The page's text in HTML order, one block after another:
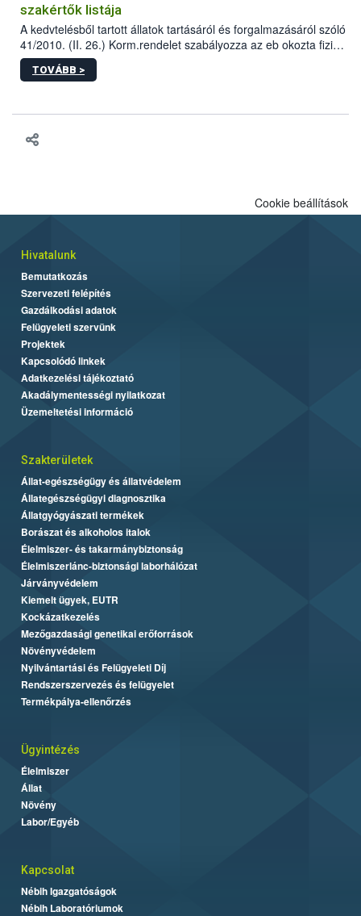
szakértők listája
A kedvtelésből tartott állatok tartásáról és forgalmazásáról szóló
41/2010. (II. 26.) Korm.rendelet szabályozza az eb okozta fizikai
sérülés, illetve ennek veszélye keletkezésekor felmerülő
hatósági feladatokat, valamint a veszélyes eb tartását és annak
TOVÁBB >
Cookie beállítások
Hivatalunk
Bemutatkozás
Szervezeti felépítés
Gazdálkodási adatok
Felügyeleti szervünk
Projektek
Kapcsolódó linkek
Adatkezelési tájékoztató
Akadálymentességi nyilatkozat
Üzemeltetési információ
Szakterületek
Állat-egészségügy és állatvédelem
Állategészségügyi diagnosztika
Állatgyógyászati termékek
Borászat és alkoholos italok
Élelmiszer- és takarmánybiztonság
Élelmiszerlánc-biztonsági laborhálózat
Járványvédelem
Kiemelt ügyek, EUTR
Kockázatkezelés
Mezőgazdasági genetikai erőforrások
Növényvédelem
Nyilvántartási és Felügyeleti Díj
Rendszerszervezés és felügyelet
Termékpálya-ellenőrzés
Ügyintézés
Élelmiszer
Állat
Növény
Labor/Egyéb
Kapcsolat
Nébih Igazgatóságok
Nébih Laboratóriumok